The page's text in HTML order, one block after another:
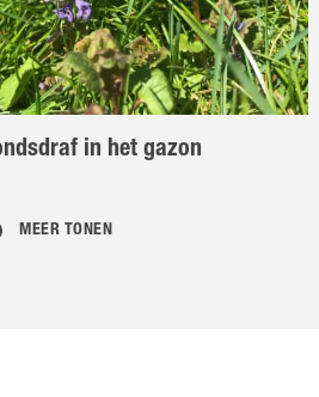
in het gazon
MEER TONEN